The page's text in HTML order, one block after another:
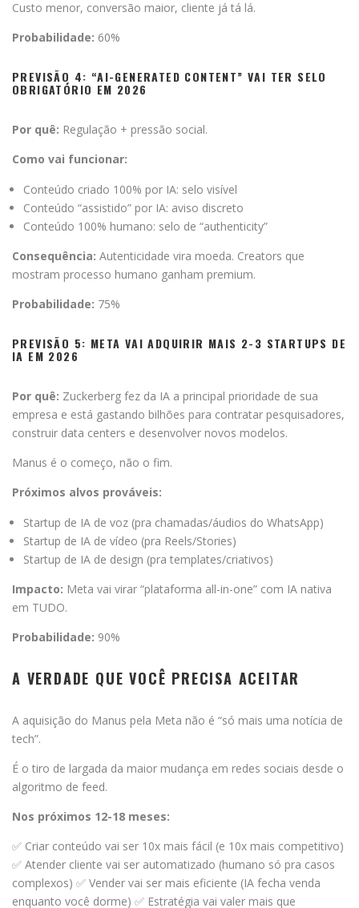
Custo menor, conversão maior, cliente já tá lá.
Probabilidade: 60%
PREVISÃO 4: “AI-GENERATED CONTENT” VAI TER SELO
OBRIGATÓRIO EM 2026
Por quê: Regulação + pressão social.
Como vai funcionar:
Conteúdo criado 100% por IA: selo visível
Conteúdo “assistido” por IA: aviso discreto
Conteúdo 100% humano: selo de “authenticity”
Consequência: Autenticidade vira moeda. Creators que
mostram processo humano ganham premium.
Probabilidade: 75%
PREVISÃO 5: META VAI ADQUIRIR MAIS 2-3 STARTUPS DE
IA EM 2026
Por quê: Zuckerberg fez da IA a principal prioridade de sua
empresa e está gastando bilhões para contratar pesquisadores,
construir data centers e desenvolver novos modelos.
Manus é o começo, não o fim.
Próximos alvos prováveis:
Startup de IA de voz (pra chamadas/áudios do WhatsApp)
Startup de IA de vídeo (pra Reels/Stories)
Startup de IA de design (pra templates/criativos)
Impacto: Meta vai virar “plataforma all-in-one” com IA nativa
em TUDO.
Probabilidade: 90%
A VERDADE QUE VOCÊ PRECISA ACEITAR
A aquisição do Manus pela Meta não é “só mais uma notícia de
tech”.
É o tiro de largada da maior mudança em redes sociais desde o
algoritmo de feed.
Nos próximos 12-18 meses:
✅ Criar conteúdo vai ser 10x mais fácil (e 10x mais competitivo)
✅ Atender cliente vai ser automatizado (humano só pra casos
complexos) ✅ Vender vai ser mais eficiente (IA fecha venda
enquanto você dorme) ✅ Estratégia vai valer mais que